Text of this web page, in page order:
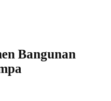
Bangunan